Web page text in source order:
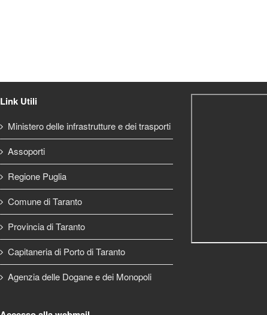
Link Utili
Ministero delle infrastrutture e dei trasporti
Assoporti
Regione Puglia
Comune di Taranto
Provincia di Taranto
Capitaneria di Porto di Taranto
Agenzia delle Dogane e dei Monopoli